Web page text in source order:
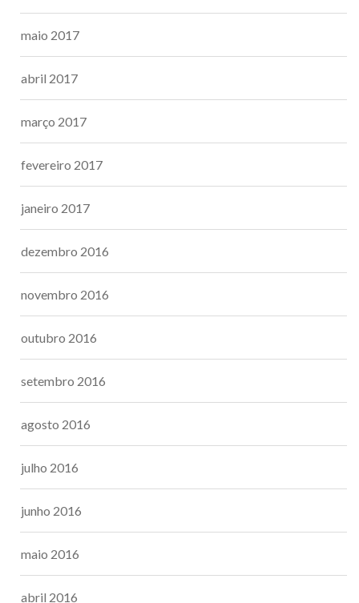
maio 2017
abril 2017
março 2017
fevereiro 2017
janeiro 2017
dezembro 2016
novembro 2016
outubro 2016
setembro 2016
agosto 2016
julho 2016
junho 2016
maio 2016
abril 2016